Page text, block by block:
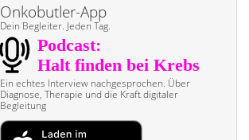
Onkobutler-App
Dein Begleiter. Jeden Tag.
Ein echtes Interview nach­gesprochen. Über
Diagnose, Therapie und die Kraft digitaler
Begleitung